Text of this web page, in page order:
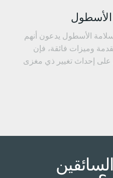
الأسطول يدعون أنهم
فائقة، فإن
إحداث تغيير ذي مغزى